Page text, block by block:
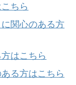
ちら
関心のある方
はこちら
る方はこちら